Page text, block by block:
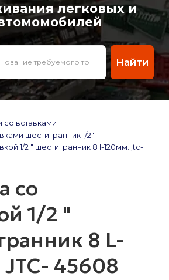
легковых и
Найти
со вставками
шестигранник 1/2"
1/2 " шестигранник 8 l-120мм. jtc-
со
1/2 "
8 L-
45608